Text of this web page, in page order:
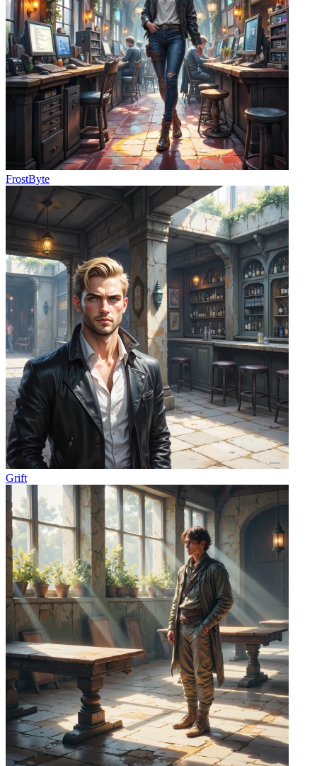
FrostByte
Grift